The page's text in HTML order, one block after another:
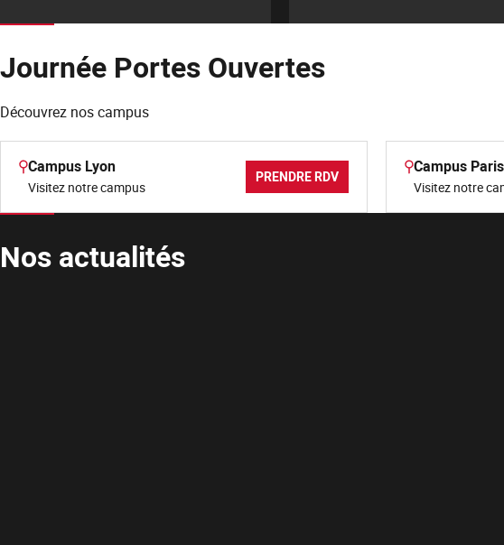
Journée Portes Ouvertes
Découvrez nos campus
Campus Lyon
Visitez notre campus
PRENDRE RDV
Campus Paris
Visitez notre
Nos actualités